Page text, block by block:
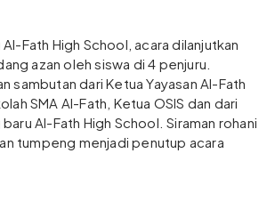
Fath High School, acara dilanjutkan
azan oleh siswa di 4 penjuru.
sambutan dari Ketua Yayasan Al-Fath
SMA Al-Fath, Ketua OSIS dan dari
Al-Fath High School. Siraman rohani
tumpeng menjadi penutup acara